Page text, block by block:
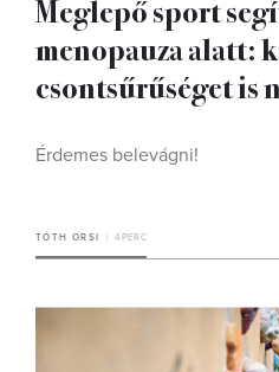
Meglepő sport
menopauza alatt:
csontsűrűséget is
Érdemes belevágni!
TÓTH ORSI 4 PERC